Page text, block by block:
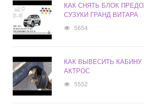
КАК СНЯТЬ БЛОК
СУЗУКИ ГРАНД ВИТАРА
5654
КАК ВЫВЕСИТЬ
АКТРОС
5552